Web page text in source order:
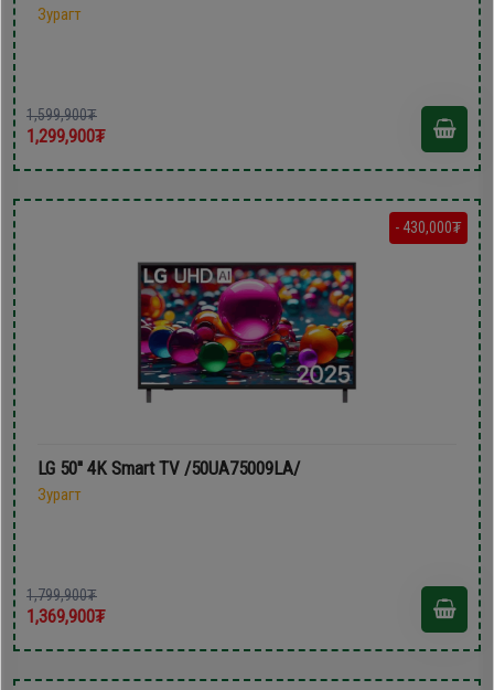
Зурагт
1,599,900₮
1,299,900₮
- 430,000₮
LG 50'' 4K Smart TV /50UA75009LA/
Зурагт
1,799,900₮
1,369,900₮